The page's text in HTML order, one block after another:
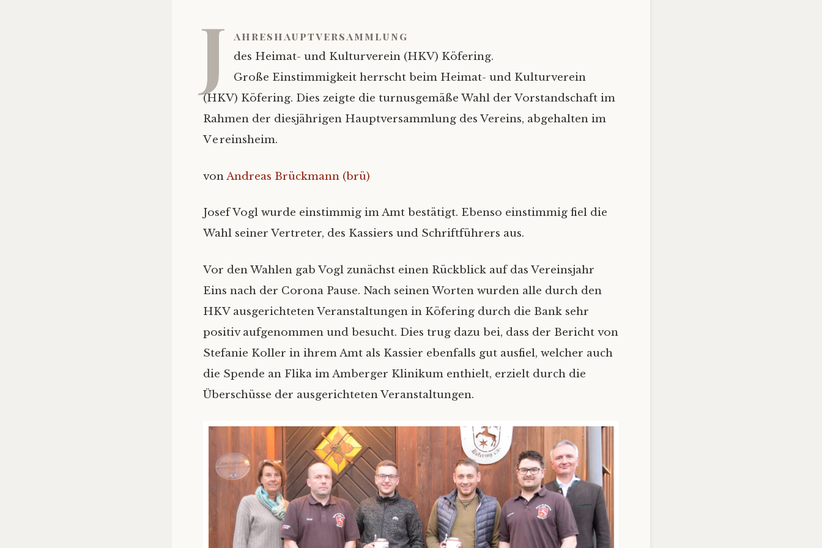
J ahreshauptversammlung
des Heimat- und Kulturverein (HKV) Köfering.
Große Einstimmigkeit herrscht beim Heimat- und Kulturverein
(HKV) Köfering. Dies zeigte die turnusgemäße Wahl der Vorstandschaft im
Rahmen der diesjährigen Hauptversammlung des Vereins, abgehalten im
Vereinsheim.
vonAndreas Brückmann (brü)
Josef Vogl wurde einstimmig im Amt bestätigt. Ebenso einstimmig fiel die
Wahl seiner Vertreter, des Kassiers und Schriftführers aus.
Vor den Wahlen gab Vogl zunächst einen Rückblick auf das Vereinsjahr
Eins nach der Corona Pause. Nach seinen Worten wurden alle durch den
HKV ausgerichteten Veranstaltungen in Köfering durch die Bank sehr
positiv aufgenommen und besucht. Dies trug dazu bei, dass der Bericht von
Stefanie Koller in ihrem Amt als Kassier ebenfalls gut ausfiel, welcher auch
die Spende an Flika im Amberger Klinikum enthielt, erzielt durch die
Überschüsse der ausgerichteten Veranstaltungen.